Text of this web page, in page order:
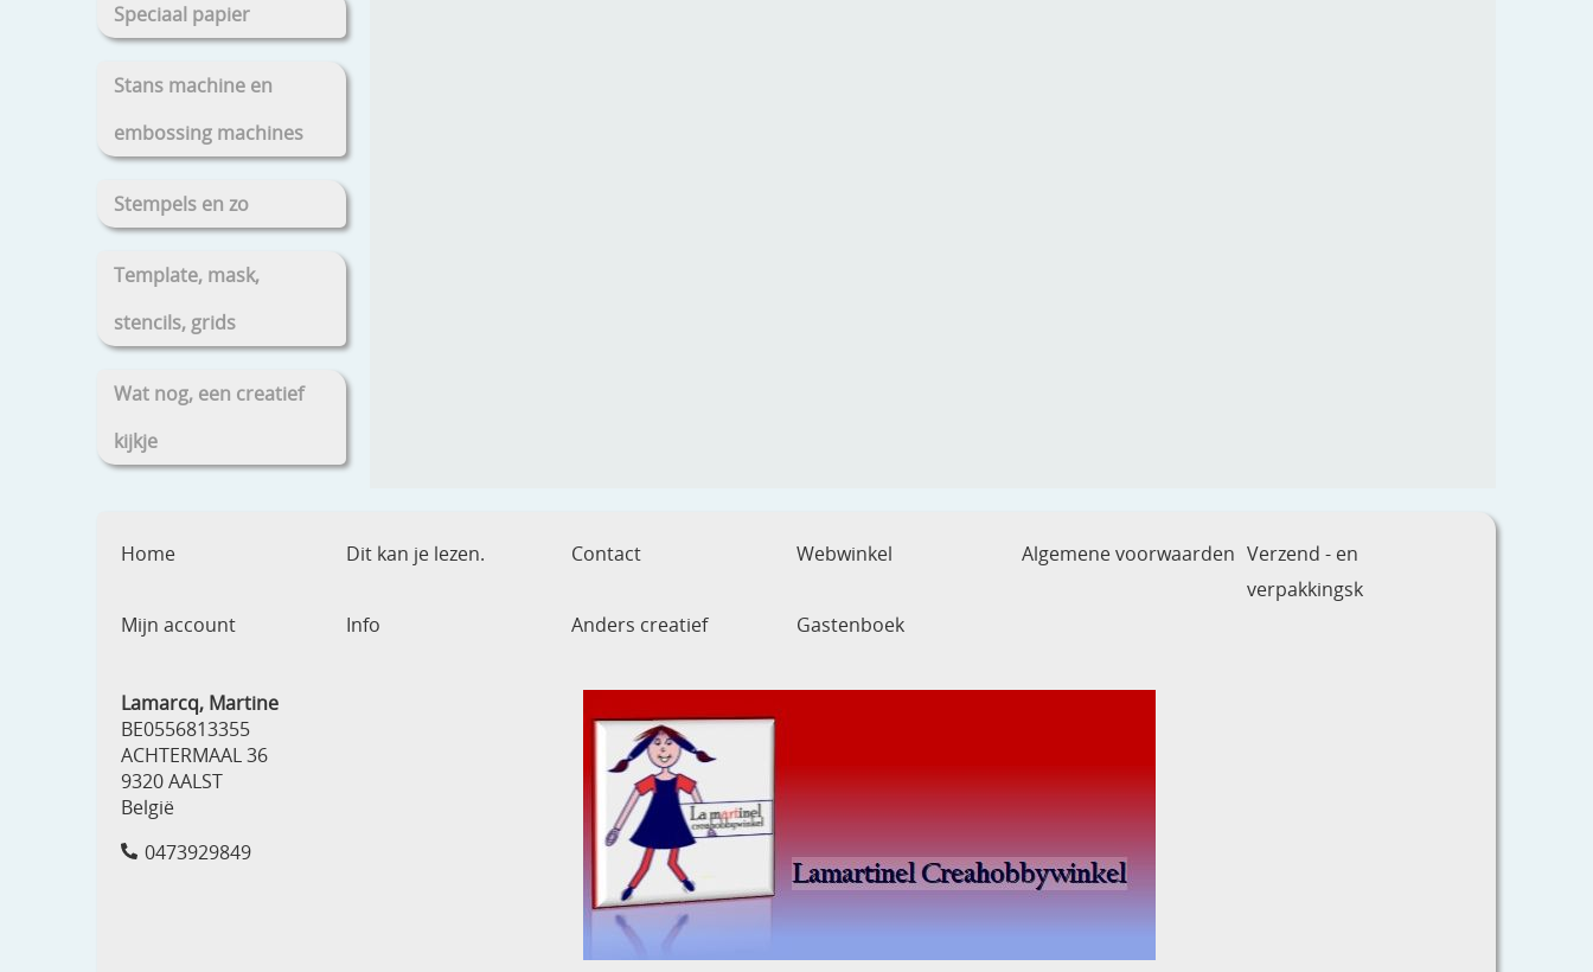
Speciaal papier
Stans machine en
embossing machines
Stempels en zo
Template, mask,
stencils, grids
Wat nog, een creatief
kijkje
Home Dit kan je lezen. Contact Webwinkel Algemene voorwaarden Verzend - en
verpakkingsk
Mijn account
Info Anders creatief Gastenboek
Lamarcq, Martine
BE0556813355
ACHTERMAAL 36
9320 AALST
België
0473929849